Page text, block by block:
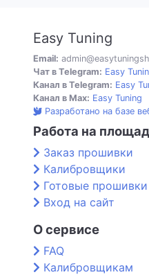
Easy Tuning
Email:
Чат в Telegram: Easy
Канал в Telegram: Easy
Канал в Max: Easy Tuning
Разработано на базе
Работа на
Заказ прошивки
Калибровщики
Готовые прошивки
Вход на сайт
О сервисе
FAQ
Калибровщикам